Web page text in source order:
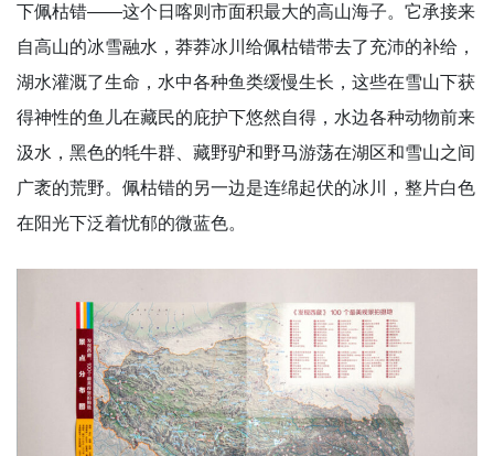
下佩枯错——这个日喀则市面积最大的高山海子。它承接来
自高山的冰雪融水，莽莽冰川给佩枯错带去了充沛的补给，
湖水灌溉了生命，水中各种鱼类缓慢生长，这些在雪山下获
得神性的鱼儿在藏民的庇护下悠然自得，水边各种动物前来
汲水，黑色的牦牛群、藏野驴和野马游荡在湖区和雪山之间
广袤的荒野。佩枯错的另一边是连绵起伏的冰川，整片白色
在阳光下泛着忧郁的微蓝色。